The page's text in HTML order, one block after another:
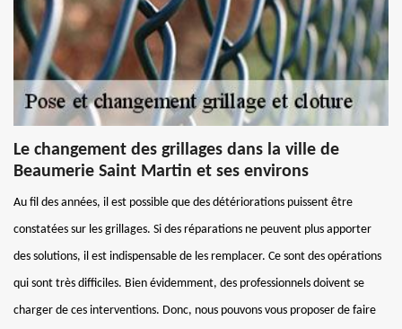
Le changement des grillages dans la ville de
Beaumerie Saint Martin et ses environs
Au fil des années, il est possible que des détériorations puissent être
constatées sur les grillages. Si des réparations ne peuvent plus apporter
des solutions, il est indispensable de les remplacer. Ce sont des opérations
qui sont très difficiles. Bien évidemment, des professionnels doivent se
charger de ces interventions. Donc, nous pouvons vous proposer de faire